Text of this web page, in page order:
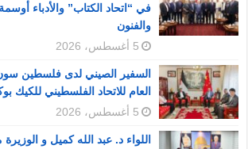
في “اتحاد الكتاب” والأدباء
والفنون
5 أغسطس، 2026
السفير الصيني لدى فلسطين
العام للاتحاد الفلسطيني للكيك
5 أغسطس، 2026
اللواء د. عبد الله كميل و